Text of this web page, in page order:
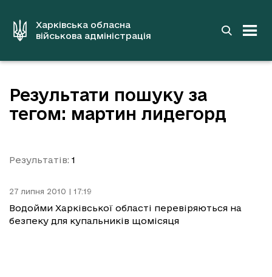
вмістуХарківська обласна
військова адміністрація
Результати пошуку за
тегом: мартин лидегорд
Результатів: 1
27 липня 2010 | 17:19
Водойми Харківської області перевіряються на
безпеку для купальників щомісяця